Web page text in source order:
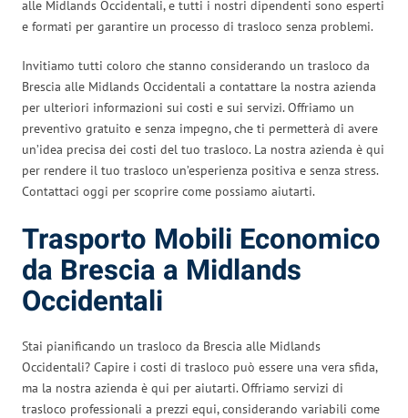
alle Midlands Occidentali, e tutti i nostri dipendenti sono esperti
e formati per garantire un processo di trasloco senza problemi.
Invitiamo tutti coloro che stanno considerando un trasloco da
Brescia alle Midlands Occidentali a contattare la nostra azienda
per ulteriori informazioni sui costi e sui servizi. Offriamo un
preventivo gratuito e senza impegno, che ti permetterà di avere
un’idea precisa dei costi del tuo trasloco. La nostra azienda è qui
per rendere il tuo trasloco un’esperienza positiva e senza stress.
Contattaci oggi per scoprire come possiamo aiutarti.
Trasporto Mobili Economico
da Brescia a Midlands
Occidentali
Stai pianificando un trasloco da Brescia alle Midlands
Occidentali? Capire i costi di trasloco può essere una vera sfida,
ma la nostra azienda è qui per aiutarti. Offriamo servizi di
trasloco professionali a prezzi equi, considerando variabili come